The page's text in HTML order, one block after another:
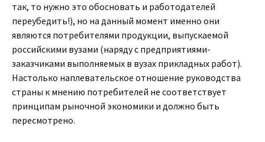
так, то нужно это обосновать и работодателей
переубедить!), но на данный момент именно они
являются потребителями продукции, выпускаемой
российскими вузами (наряду с предприятиями-
заказчиками выполняемых в вузах прикладных работ).
Настолько наплевательское отношение руководства
страны к мнению потребителей не соответствует
принципам рыночной экономики и должно быть
пересмотрено.